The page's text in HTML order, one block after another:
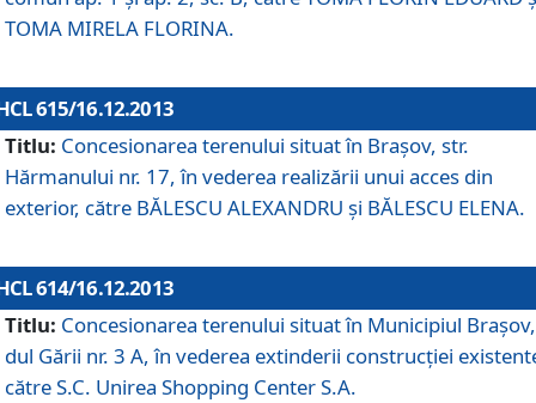
TOMA MIRELA FLORINA.
615/16.12.2013
Titlu: Concesionarea terenului situat în Braşov, str.
Hărmanului nr. 17, în vederea realizării unui acces din
exterior, către BĂLESCU ALEXANDRU şi BĂLESCU ELENA.
614/16.12.2013
Titlu: Concesionarea terenului situat în Municipiul
dul Gării nr. 3 A, în vederea extinderii construcţiei
către S.C. Unirea Shopping Center S.A.